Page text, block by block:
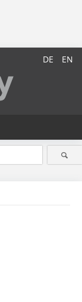
DE EN